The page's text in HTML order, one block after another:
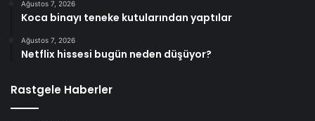
Ağustos 7, 2026
Koca binayı teneke kutularından yaptılar
Ağustos 7, 2026
Netflix hissesi bugün neden düşüyor?
Rastgele Haberler